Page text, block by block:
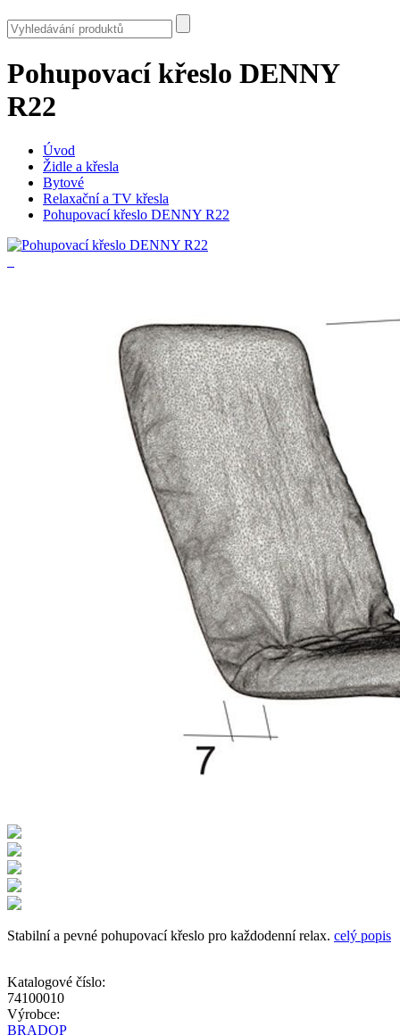
Pohupovací křeslo DENNY
R22
Úvod
Židle a křesla
Bytové
Relaxační a TV křesla
Pohupovací křeslo DENNY R22
Stabilní a pevné pohupovací křeslo pro každodenní relax. celý popis
Katalogové číslo:
74100010
Výrobce:
BRADOP